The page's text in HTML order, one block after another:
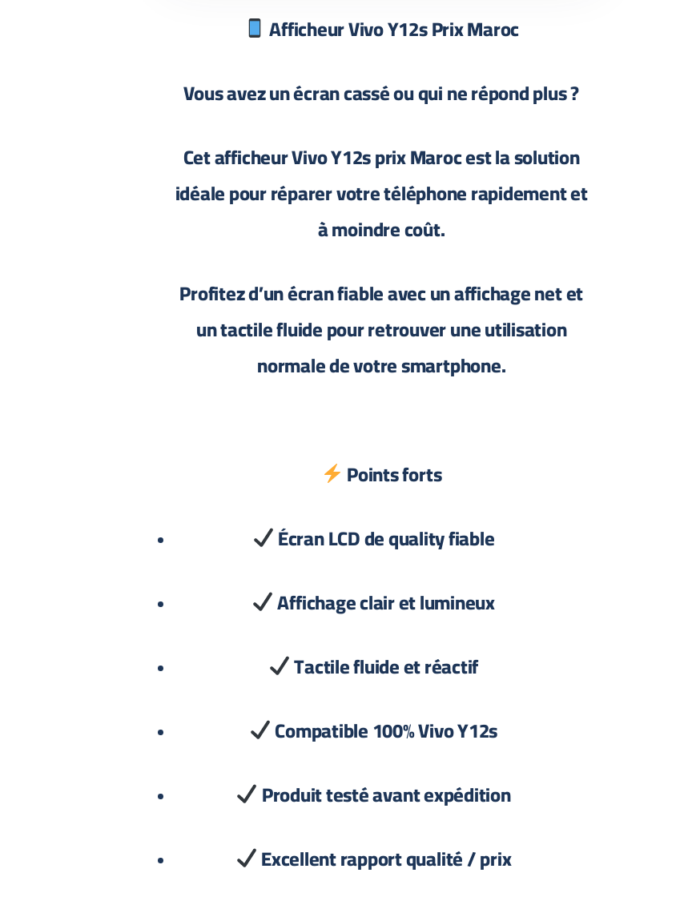
Afficheur Vivo Y12s Prix Maroc
Vous avez un écran cassé ou qui ne répond plus ?
Cet afficheur Vivo Y12s prix Maroc est la solution
idéale pour réparer votre téléphone rapidement et
à moindre coût.
Profitez d’un écran fiable avec un affichage net et
un tactile fluide pour retrouver une utilisation
normale de votre smartphone.
Points forts
Écran LCD de quality fiable
Affichage clair et lumineux
Tactile fluide et réactif
Compatible 100% Vivo Y12s
Produit testé avant expédition
Excellent rapport qualité / prix